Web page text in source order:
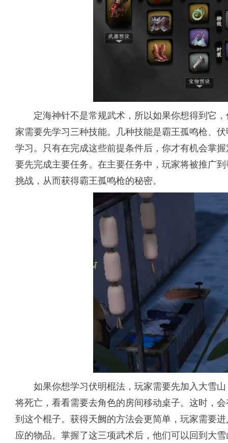
定海神针不是常规武术，所以如果你想得到它
家需要先学习三种技能。几种技能是霸王孤鸣枪、
学习。只有在完成这些前提条件后，你才有机会掌
要先完成主要任务。在主要任务中，玩家将被推广
挑战，从而获得霸王孤鸣枪的秘密。
如果你想学习伏明棍法，玩家需要先加入大雪
将死亡，看看需要去角色的房间移动桌子。这时，
到这个棍子。获得天阙的方法会更简单，玩家需要
应的物品。掌握了这三项武术后，他们可以回到大